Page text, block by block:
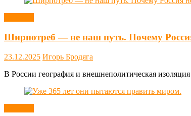
Ширпотреб — не наш путь. Почему
23.12.2025 Игорь Бродяга
В России география и внешнеполитическая